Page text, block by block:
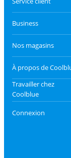
Business
Nos magasins
À propos de
Travailler chez
Coolblue
Connexion